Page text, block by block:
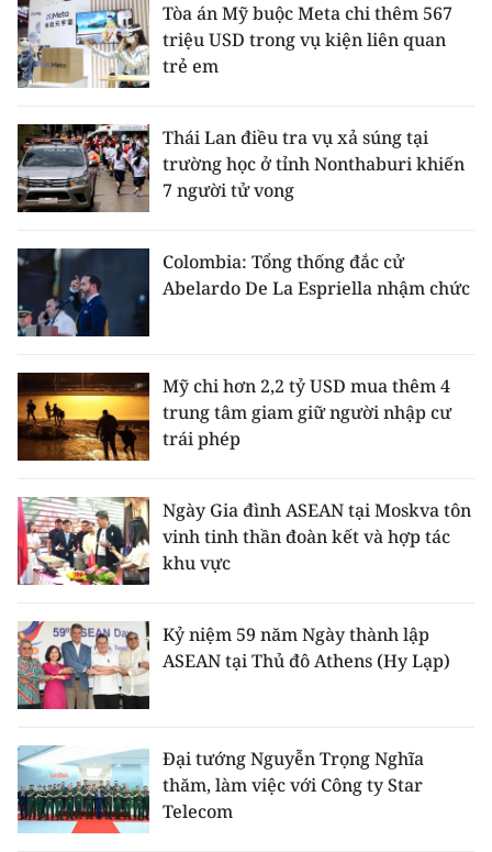
Tòa án Mỹ buộc Meta chi thêm 567
triệu USD trong vụ kiện liên quan
trẻ em
Thái Lan điều tra vụ xả súng tại
trường học ở tỉnh Nonthaburi khiến
7 người tử vong
Colombia: Tổng thống đắc cử
Abelardo De La Espriella nhậm chức
Mỹ chi hơn 2,2 tỷ USD mua thêm 4
trung tâm giam giữ người nhập cư
trái phép
Ngày Gia đình ASEAN tại Moskva tôn
vinh tinh thần đoàn kết và hợp tác
khu vực
Kỷ niệm 59 năm Ngày thành lập
ASEAN tại Thủ đô Athens (Hy Lạp)
Đại tướng Nguyễn Trọng Nghĩa
thăm, làm việc với Công ty Star
Telecom